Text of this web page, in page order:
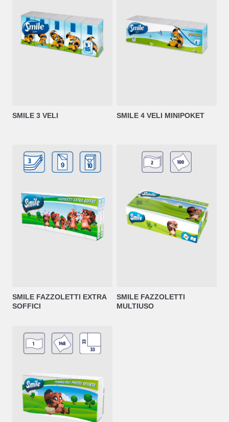
SMILE 3 VELI SMILE 4 VELI MINIPOKET
SMILE FAZZOLETTI EXTRA
SOFFICI
SMILE FAZZOLETTI
MULTIUSO